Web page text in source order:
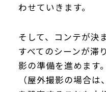
わせていきます。
そして、コンテが決
すべてのシーンが滞
影の準備を進めます。
（屋外撮影の場合